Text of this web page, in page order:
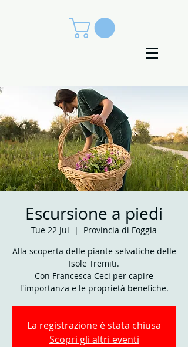
Escursione a piedi
Tue 22 Jul
  |
Provincia di Foggia
Alla scoperta delle piante selvatiche delle
Isole Tremiti.
Con Francesca Ceci per capire
l'importanza e le proprietà benefiche.
La registrazione è stata chiusa
Scopri gli altri eventi